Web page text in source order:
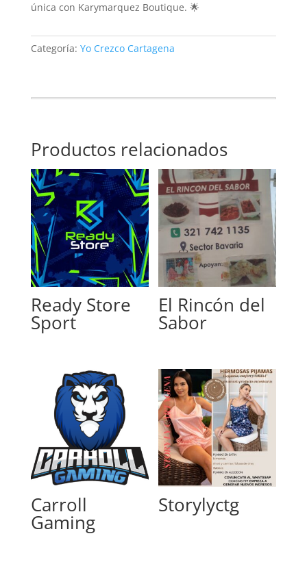
única con Karymarquez Boutique. 🌟
Categoría: Yo Crezco Cartagena
Productos relacionados
Ready Store
Sport
El Rincón del
Sabor
Carroll
Gaming
Storylyctg